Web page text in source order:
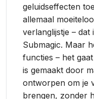
geluidseffecten
allemaal
verlanglijstje – dat
Submagic. Maar
functies – het
is gemaakt door
ontworpen om je
brengen, zonder